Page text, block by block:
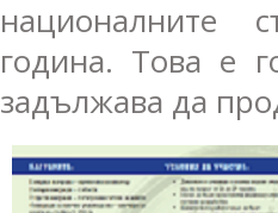
националните
година. Това е
задължава да